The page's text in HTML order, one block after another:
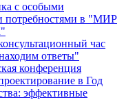
с особыми
потребностями в "МИР
час
ответы"
конференция
в Год
эффективные